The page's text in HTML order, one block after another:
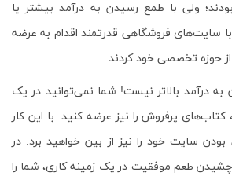
ولی با طمع رسیدن به درآمد بیشتر یا
سایت‌های فروشگاهی قدرتمند اقدام به عرضه
حوزه تخصصی خود کردند.
به درآمد بالاتر نیست! شما نمی‌توانید در یک
پرفروش را نیز عرضه کنید. با این کار
سایت خود را نیز از بین خواهید برد. در
چشیدن طعم موفقیت در یک زمینه کاری، شما را